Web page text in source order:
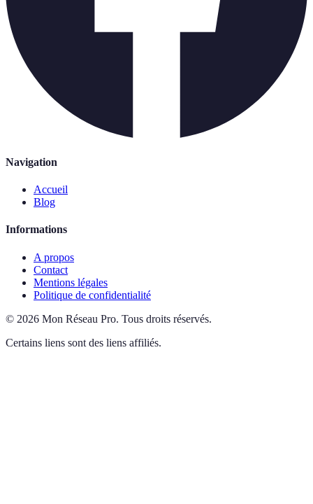
Navigation
Accueil
Blog
Informations
A propos
Contact
Mentions légales
Politique de confidentialité
© 2026 Mon Réseau Pro. Tous droits réservés.
Certains liens sont des liens affiliés.